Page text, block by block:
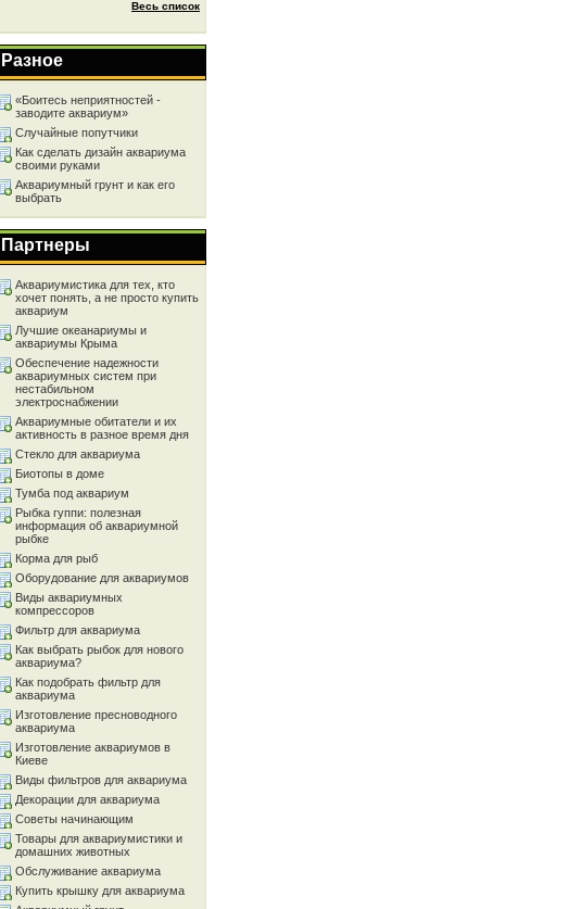
Весь список
Разное
«Боитесь неприятностей -
заводите аквариум»
Случайные попутчики
Как сделать дизайн аквариума
своими руками
Аквариумный грунт и как его
выбрать
Партнеры
Аквариумистика для тех, кто
хочет понять, а не просто купить
аквариум
Лучшие океанариумы и
аквариумы Крыма
Обеспечение надежности
аквариумных систем при
нестабильном
электроснабжении
Аквариумные обитатели и их
активность в разное время дня
Стекло для аквариума
Биотопы в доме
Тумба под аквариум
Рыбка гуппи: полезная
информация об аквариумной
рыбке
Корма для рыб
Оборудование для аквариумов
Виды аквариумных
компрессоров
Фильтр для аквариума
Как выбрать рыбок для нового
аквариума?
Как подобрать фильтр для
аквариума
Изготовление пресноводного
аквариума
Изготовление аквариумов в
Киеве
Виды фильтров для аквариума
Декорации для аквариума
Советы начинающим
Товары для аквариумистики и
домашних животных
Обслуживание аквариума
Купить крышку для аквариума